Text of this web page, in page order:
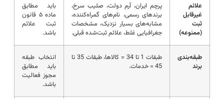
علائم
غیرقابل
ثبت
(ممنوعه)
پرچم ایران، آرم دولت، صلیب سرخ،
برندهای رسمی، نام‌های گمراه‌کننده،
مشابه‌های بسیار نزدیک، مشخصات
جغرافیایی غلط، علائم ثبت‌شده قبلی.
باید مطابق
ماده ۵ قانون
ثبت علائم
باشد.
طبقه‌بندی
برند
طبقات 1 تا 34 = کالاها، طبقات 35 تا
45 = خدمات.
انتخاب طبقه
باید مطابق
مجوز فعالیت
باشد.